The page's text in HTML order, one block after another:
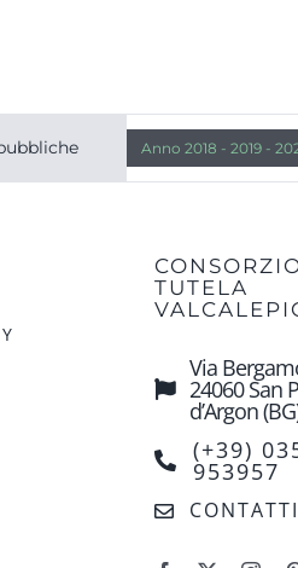
Anno 2018 - 2019 -
TUTELA
Via
24060 San
d’Argon
(+39)
953957
CONTATTI